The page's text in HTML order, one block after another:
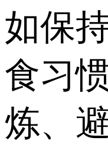
如保
食习
炼、